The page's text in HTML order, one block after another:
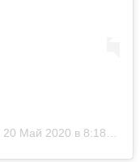
20 Май 2020 в 8:18 PDT